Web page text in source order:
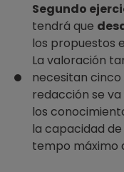
Segundo
tendrá que
los propuestos
La valoración
necesitan
redacción se
los
la capacidad
tempo máximo